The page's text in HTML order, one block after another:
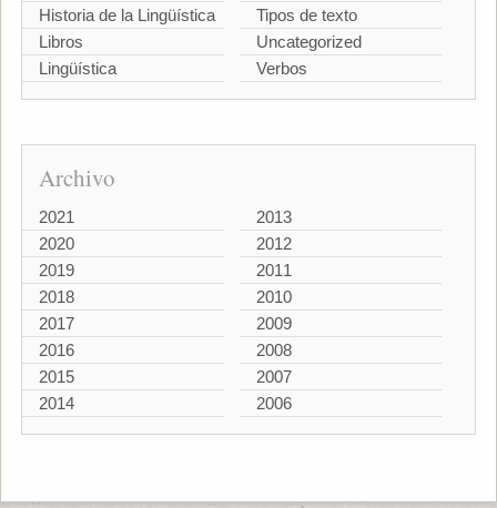
Historia de la Lingüística
Libros
Lingüística
Tipos de texto
Uncategorized
Verbos
Archivo
2021
2020
2019
2018
2017
2016
2015
2014
2013
2012
2011
2010
2009
2008
2007
2006